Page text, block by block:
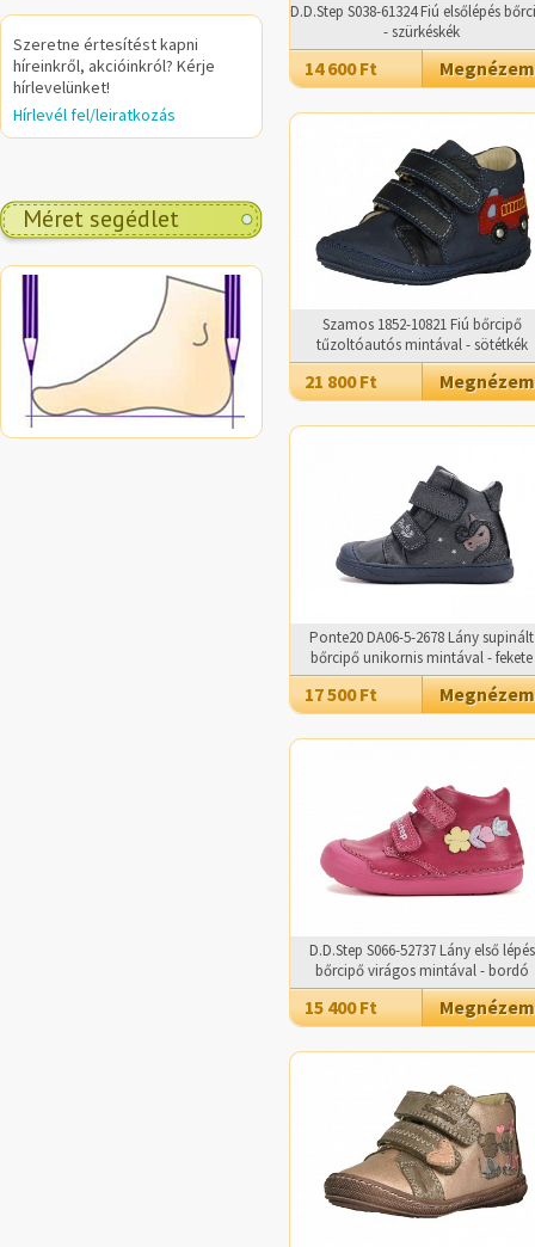
Szeretne értesítést kapni
híreinkről, akcióinkról? Kérje
hírlevelünket!
Hírlevél fel/leiratkozás
Méret segédlet
D.D.Step S038-61324 Fiú elsőlépés
- szürkéskék
14 600 Ft Megnézem
Szamos 1852-10821 Fiú bőrcipő
tűzoltóautós mintával - sötétkék
21 800 Ft Megnézem
Ponte20 DA06-5-2678 Lány supinált
bőrcipő unikornis mintával - fekete
17 500 Ft Megnézem
D.D.Step S066-52737 Lány első lépés
bőrcipő virágos mintával - bordó
15 400 Ft Megnézem